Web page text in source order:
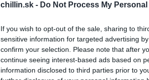
chillin.sk - Do Not Process My
If you wish to opt-out of the sale, sharing to
sensitive information for targeted advertising
confirm your selection. Please note that after
continue seeing interest-based ads based on
information disclosed to third parties prior to